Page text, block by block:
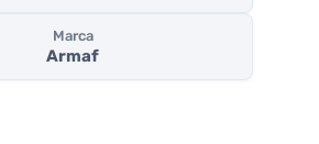
Marca
Armaf